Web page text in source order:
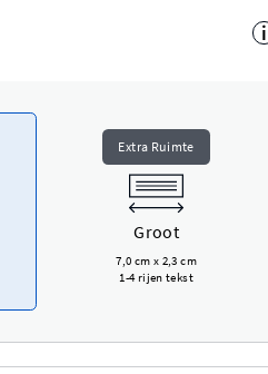
i
Extra Ruimte
Groot
7,0 cm x 2,3 cm
1-4 rijen tekst